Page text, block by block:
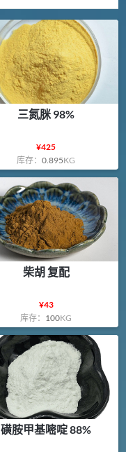
三氮脒 98%
¥425
库存：0.895KG
柴胡 复配
¥43
库存： 100KG
磺胺甲基嘧啶 88%